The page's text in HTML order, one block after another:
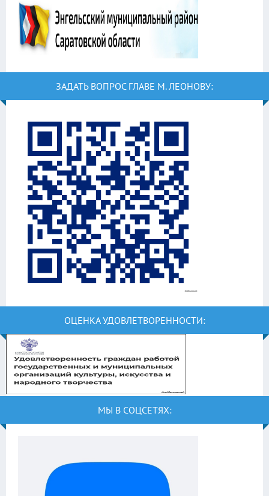
ЗАДАТЬ ВОПРОС ГЛАВЕ М. ЛЕОНОВУ:
ОЦЕНКА УДОВЛЕТВОРЕННОСТИ:
МЫ В СОЦСЕТЯХ: